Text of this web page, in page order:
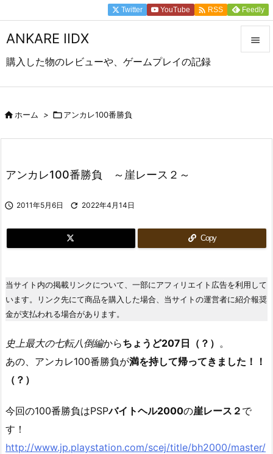
ANKARE IIDX
購入した物のレビューや、ゲームプレイの記録

Twitter YouTube  RSS Feedly
ホーム > アンカレ100番勝負
アンカレ100番勝負 ～崖レース２～
 2011年5月6日  2022年4月14日
Copy
当サイト内の掲載リンクについて、一部にアフィリエイト広告を利用して
います。リンク先にて商品を購入した場合、当サイトの運営者に紹介報奨
金が支払われる場合があります。
史上最大の七転八倒編からちょうど207日（？） 。
あの、アンカレ100番勝負が満を持して帰ってきました！！
（？）
今回の100番勝負はPSPバイトヘル2000の崖レース２ で
す！
http://www.jp.playstation.com/scej/title/bh2000/master/